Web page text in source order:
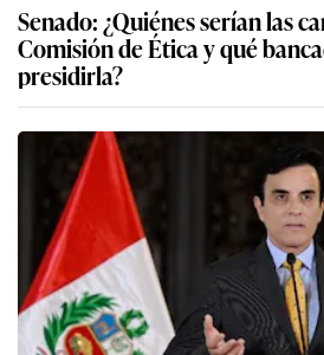
Senado: ¿Quiénes serían las
Comisión de Ética y qué
presidirla?